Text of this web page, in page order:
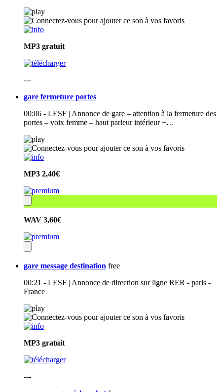
MP3 gratuit
---
gare fermeture portes
00:06 - LESF | Annonce de gare – attention à la fermeture des
portes – voix femme – haut parleur intérieur +…
MP3 2,40€
WAV 3,60€
gare message destination free
00:21 - LESF | Annonce de direction sur ligne RER - paris -
France
MP3 gratuit
---